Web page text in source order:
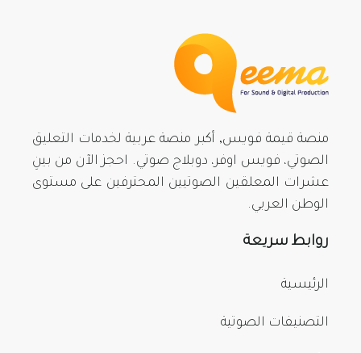
منصة قيمة فويس, أكبر منصة عربية لخدمات التعليق
الصوتي، فويس اوفر، دوبلاج صوتي. احجز الآن من بينِ
عشرات المعلقين الصوتيين المحترفين على مستوى
الوطن العربي.
روابط سريعة
الرئيسية
التصنيفات الصوتية